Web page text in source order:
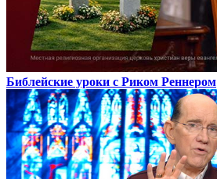
Библейские уроки с Риком Реннером